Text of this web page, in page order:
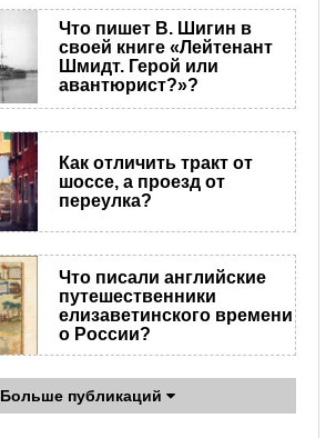
Что пишет В. Шигин в
своей книге «Лейтенант
Шмидт. Герой или
авантюрист?»?
Как отличить тракт от
шоссе, а проезд от
переулка?
Что писали английские
путешественники
елизаветинского времени
о России?
Больше публикаций